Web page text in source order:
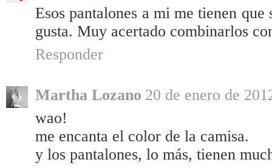
Esos pantalones a mi me tienen
gusta. Muy acertado combinarlos
Responder
Martha Lozano 20 de enero de
wao!
me encanta el color de la camisa.
y los pantalones, lo más, tienen